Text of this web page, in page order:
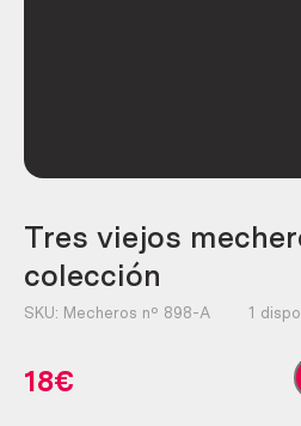
Tres viejos
colección
SKU: Mecheros nº 898-A 1
18€